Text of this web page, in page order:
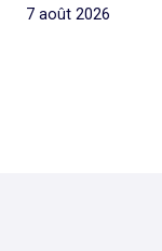
7 août 2026